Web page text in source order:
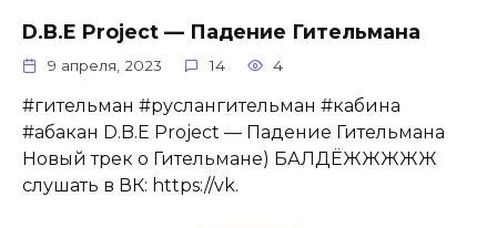
D.B.E Project — Падение Гительмана
9 апреля, 2023 14 4
#гительман #руслангительман #кабина
#абакан D.B.E Project — Падение Гительмана
Новый трек о Гительмане) БАЛДЁЖЖЖЖЖ
слушать в ВК: https://vk.